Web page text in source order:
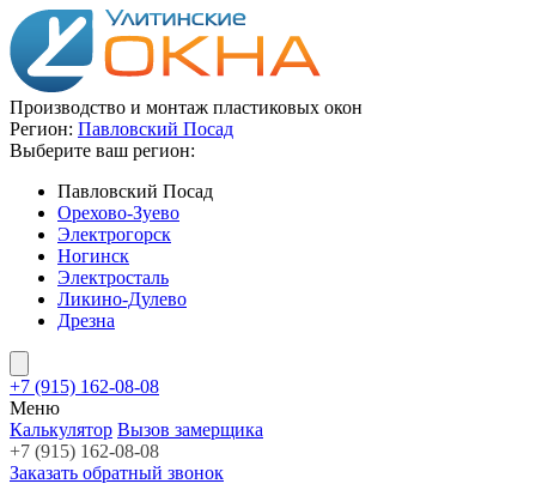
Производство и монтаж пластиковых окон
Регион: Павловский Посад
Выберите ваш регион:
Павловский Посад
Орехово-Зуево
Электрогорск
Ногинск
Электросталь
Ликино-Дулево
Дрезна
+7 (915) 162-08-08
Меню
Калькулятор Вызов замерщика
+7 (915) 162-08-08
Заказать обратный звонок